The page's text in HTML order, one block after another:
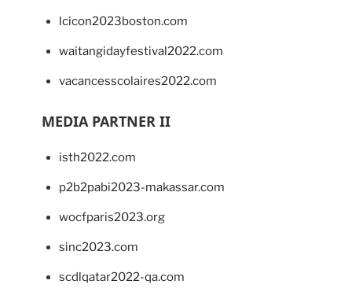
lcicon2023boston.com
waitangidayfestival2022.com
vacancesscolaires2022.com
MEDIA PARTNER II
isth2022.com
p2b2pabi2023-makassar.com
wocfparis2023.org
sinc2023.com
scdlqatar2022-qa.com